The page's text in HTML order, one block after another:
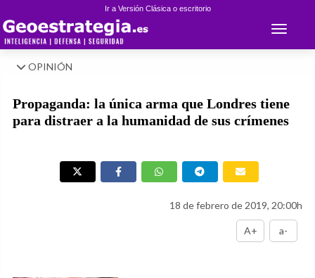
Ir a Versión Clásica o escritorio
Toggle
OPINIÓN
Propaganda: la única arma que Londres tiene
para distraer a la humanidad de sus crímenes
18 de febrero de 2019, 20:00h
A+ a-